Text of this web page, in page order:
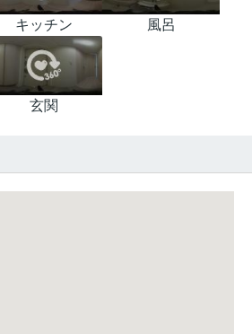
キッチン 風呂
玄関